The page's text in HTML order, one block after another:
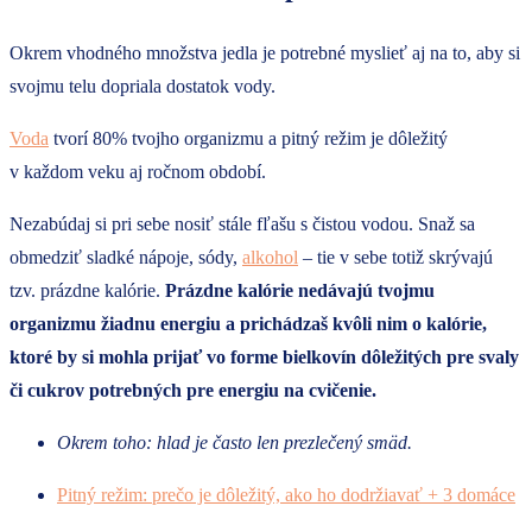
Okrem vhodného množstva jedla je potrebné myslieť aj na to, aby si
svojmu telu dopriala dostatok vody.
Voda tvorí 80% tvojho organizmu a pitný režim je dôležitý
v každom veku aj ročnom období.
Nezabúdaj si pri sebe nosiť stále fľašu s čistou vodou. Snaž sa
obmedziť sladké nápoje, sódy, alkohol – tie v sebe totiž skrývajú
tzv. prázdne kalórie. Prázdne kalórie nedávajú tvojmu
organizmu žiadnu energiu a prichádzaš kvôli nim o kalórie,
ktoré by si mohla prijať vo forme bielkovín dôležitých pre svaly
či cukrov potrebných pre energiu na cvičenie.
Okrem toho: hlad je často len prezlečený smäd.
Pitný režim: prečo je dôležitý, ako ho dodržiavať + 3 domáce